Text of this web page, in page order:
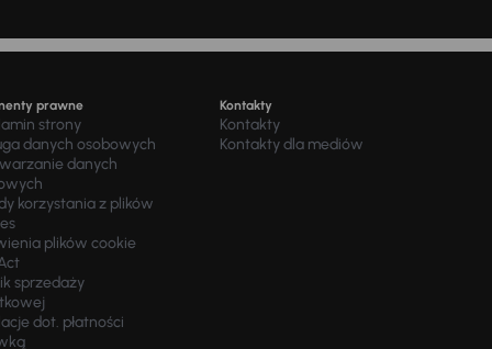
prawne
strony
danych osobowych
danych
korzystania z plików
plików cookie
sprzedaży
dot. płatności
Kontakty
Kontakty
Kontakty dla mediów